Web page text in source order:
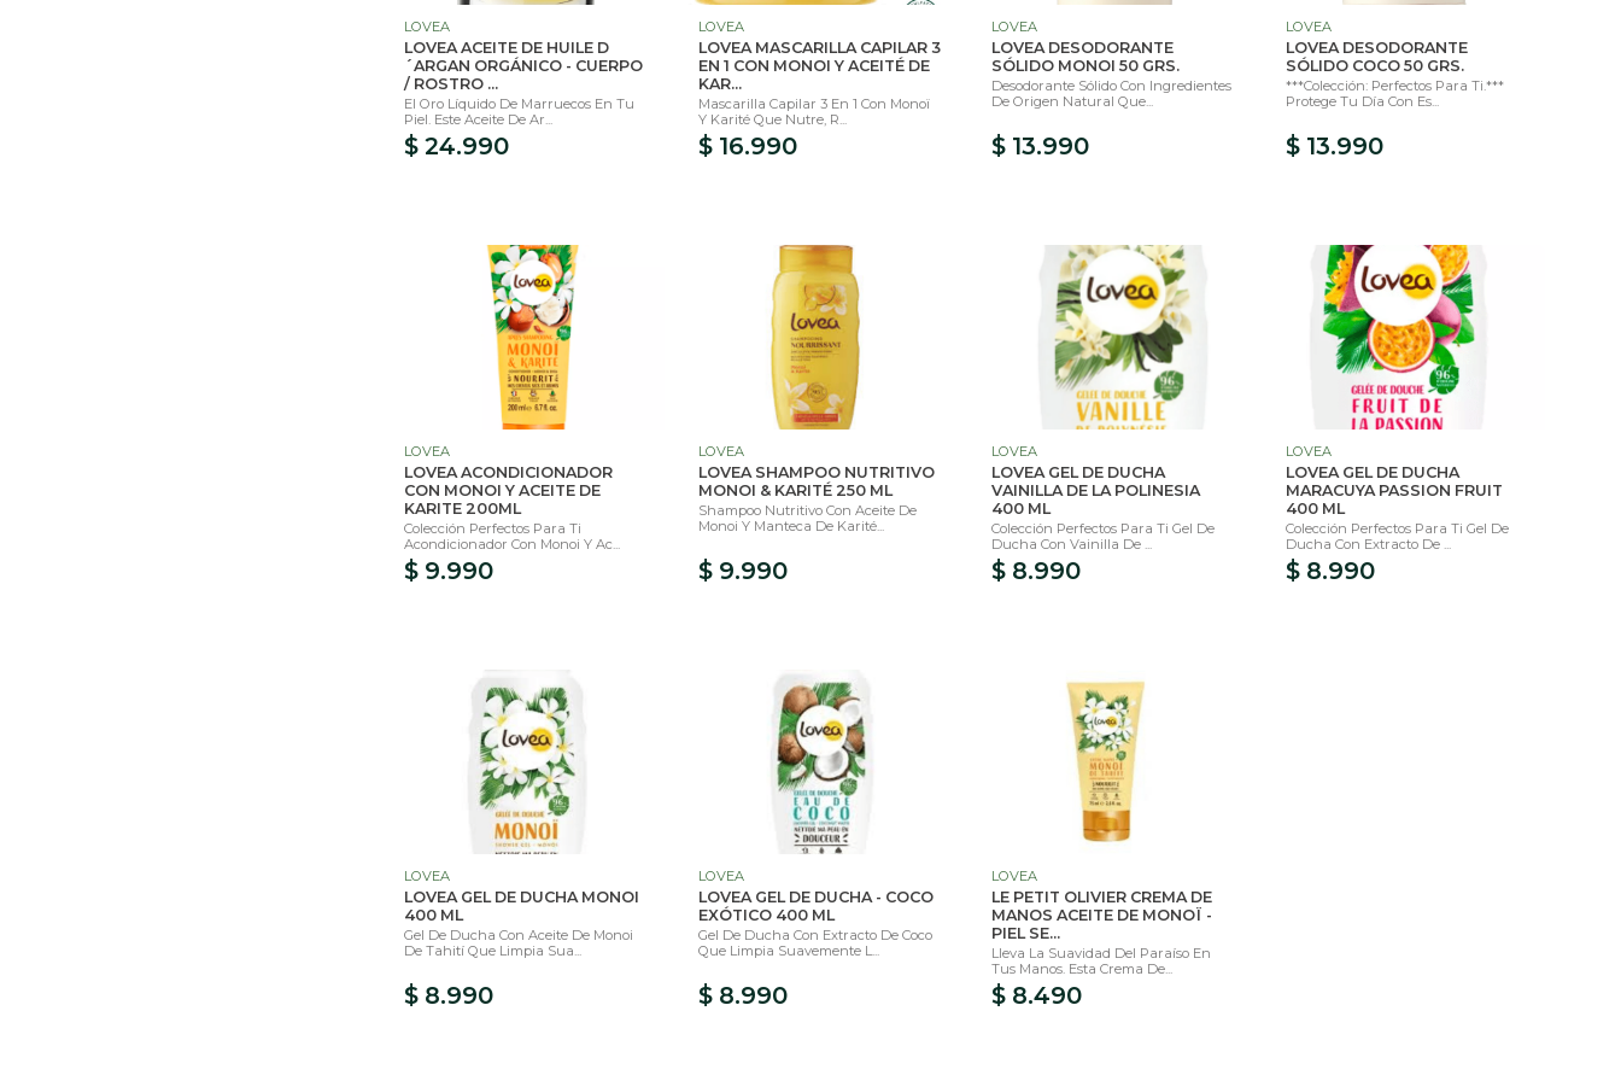
LOVEA
LOVEA ACEITE DE HUILE D
´ARGAN ORGÁNICO - CUERPO
/ ROSTRO ...
El Oro Líquido De Marruecos En Tu
Piel. Este Aceite De Ar...
$ 24.990
LOVEA
LOVEA MASCARILLA CAPILAR 3
EN 1 CON MONOI Y ACEITÉ DE
KAR...
Mascarilla Capilar 3 En 1 Con Monoï
Y Karité Que Nutre, R...
$ 16.990
LOVEA
LOVEA DESODORANTE
SÓLIDO MONOI 50 GRS.
Desodorante Sólido Con Ingredientes
De Origen Natural Que...
$ 13.990
LOVEA
LOVEA DESODORANTE
SÓLIDO COCO 50 GRS.
***Colección: Perfectos Para Ti.***
Protege Tu Día Con Es...
$ 13.990
LOVEA
LOVEA ACONDICIONADOR
CON MONOI Y ACEITE DE
KARITE 200ML
Colección Perfectos Para Ti
Acondicionador Con Monoi Y Ac...
$ 9.990
LOVEA
LOVEA SHAMPOO NUTRITIVO
MONOI & KARITÉ 250 ML
Shampoo Nutritivo Con Aceite De
Monoi Y Manteca De Karité...
$ 9.990
LOVEA
LOVEA GEL DE DUCHA
VAINILLA DE LA POLINESIA
400 ML
Colección Perfectos Para Ti Gel De
Ducha Con Vainilla De ...
$ 8.990
LOVEA
LOVEA GEL DE DUCHA
MARACUYA PASSION FRUIT
400 ML
Colección Perfectos Para Ti Gel De
Ducha Con Extracto De ...
$ 8.990
LOVEA
LOVEA GEL DE DUCHA MONOI
400 ML
Gel De Ducha Con Aceite De Monoi
De Tahití Que Limpia Sua...
$ 8.990
LOVEA
LOVEA GEL DE DUCHA - COCO
EXÓTICO 400 ML
Gel De Ducha Con Extracto De Coco
Que Limpia Suavemente L...
$ 8.990
LOVEA
LE PETIT OLIVIER CREMA DE
MANOS ACEITE DE MONOÏ -
PIEL SE...
Lleva La Suavidad Del Paraíso En
Tus Manos. Esta Crema De...
$ 8.490